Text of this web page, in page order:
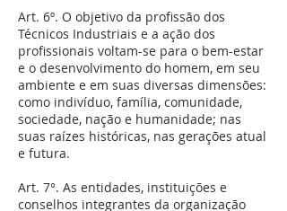
Art. 6º. O objetivo da profissão dos
Técnicos Industriais e a ação dos
profissionais voltam-se para o bem-estar
e o desenvolvimento do homem, em seu
ambiente e em suas diversas dimensões:
como indivíduo, família, comunidade,
sociedade, nação e humanidade; nas
suas raízes históricas, nas gerações atual
e futura.
Art. 7°. As entidades, instituições e
conselhos integrantes da organização